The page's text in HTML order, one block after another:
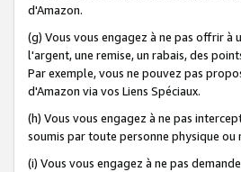
d'Amazon.
(g) Vous vous engagez à ne pas offrir
l'argent, une remise, un rabais, des
Par exemple, vous ne pouvez pas
d'Amazon via vos Liens Spéciaux.
(h) Vous vous engagez à ne pas
soumis par toute personne physique ou
(i) Vous vous engagez à ne pas